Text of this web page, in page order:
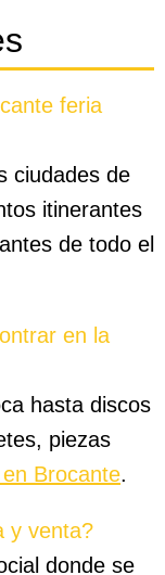
feria
ciudades de
itinerantes
de todo el
en la
hasta discos
piezas
Brocante.
y venta?
donde se